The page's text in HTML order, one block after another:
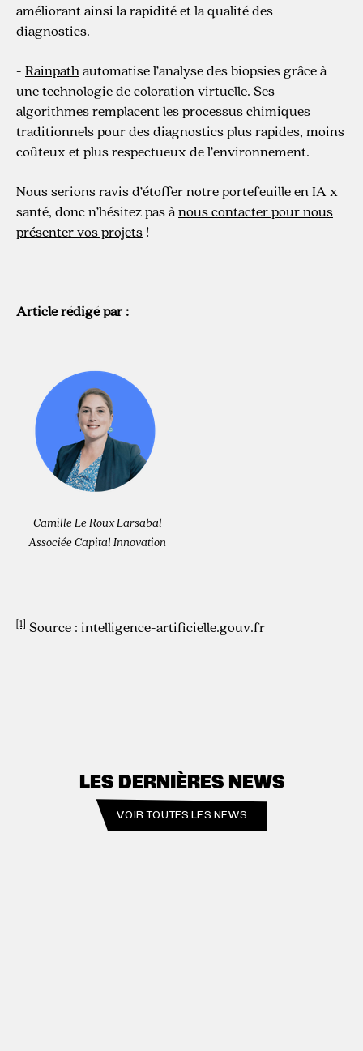
améliorant ainsi la rapidité et la qualité des
diagnostics.
- Rainpathautomatise l’analyse des biopsies grâce à
une technologie de coloration virtuelle. Ses
algorithmes remplacent les processus chimiques
traditionnels pour des diagnostics plus rapides, moins
coûteux et plus respectueux de l’environnement.
Nous serions ravis d’étoffer notre portefeuille en IA x
santé, donc n’hésitez pas ànous contacter pour nous
présenter vos projets !
Article rédigé par :
Camille Le Roux Larsabal
Associée Capital Innovation
[1] Source : intelligence-artificielle.gouv.fr
LES DERNIÈRES NEWS
VOIR TOUTES LES NEWS